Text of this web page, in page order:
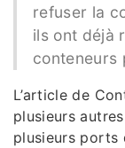
refuser la
ils ont déjà
conteneurs
L’article de
plusieurs
plusieurs ports